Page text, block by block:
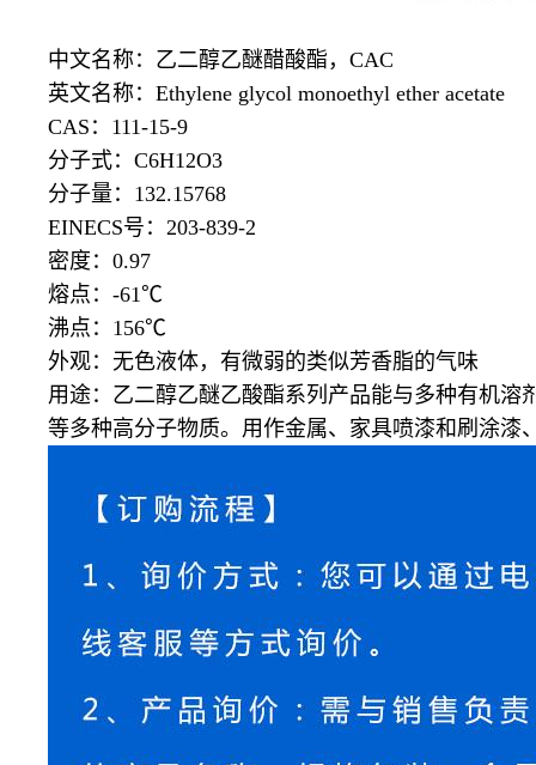
中文名称：乙二醇乙醚醋酸酯， CAC
英文名称： Ethylene glycol monoethyl ether acetate
CAS：111-15-9
分子式： C6H12O3
分子量： 132.15768
EINECS号：203-839-2
密度： 0.97
熔点： -61℃
沸点： 156℃
外观：无色液体，有微弱的类似芳香脂的气味
用途：乙二醇乙醚乙酸酯系列产品能与多种有机
等多种高分子物质。用作金属、家具喷漆和刷涂漆